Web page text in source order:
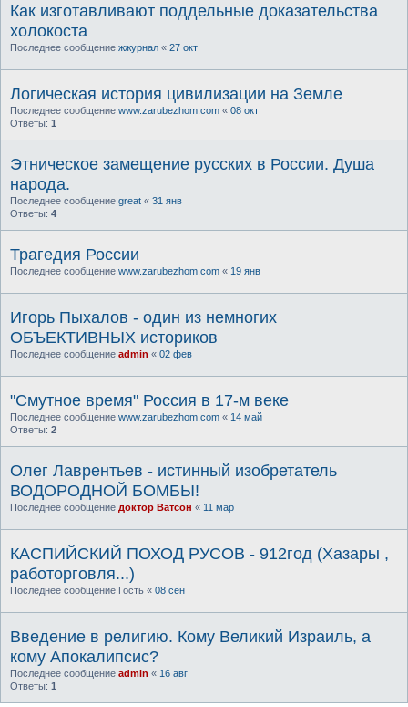
Как изготавливают поддельные доказательства
холокоста
Последнее сообщение жжурнал « 27 окт
Логическая история цивилизации на Земле
Последнее сообщение www.zarubezhom.com « 08 окт
Ответы: 1
Этническое замещение русских в России. Душа
народа.
Последнее сообщение great « 31 янв
Ответы: 4
Трагедия России
Последнее сообщение www.zarubezhom.com « 19 янв
Игорь Пыхалов - один из немногих
ОБЪЕКТИВНЫХ историков
Последнее сообщение admin « 02 фев
"Смутное время" Россия в 17-м веке
Последнее сообщение www.zarubezhom.com « 14 май
Ответы: 2
Олег Лаврентьев - истинный изобретатель
ВОДОРОДНОЙ БОМБЫ!
Последнее сообщение доктор Ватсон « 11 мар
КАСПИЙСКИЙ ПОХОД РУСОВ - 912год (Хазары ,
работорговля...)
Последнее сообщение Гость « 08 сен
Введение в религию. Кому Великий Израиль, а
кому Апокалипсис?
Последнее сообщение admin « 16 авг
Ответы: 1